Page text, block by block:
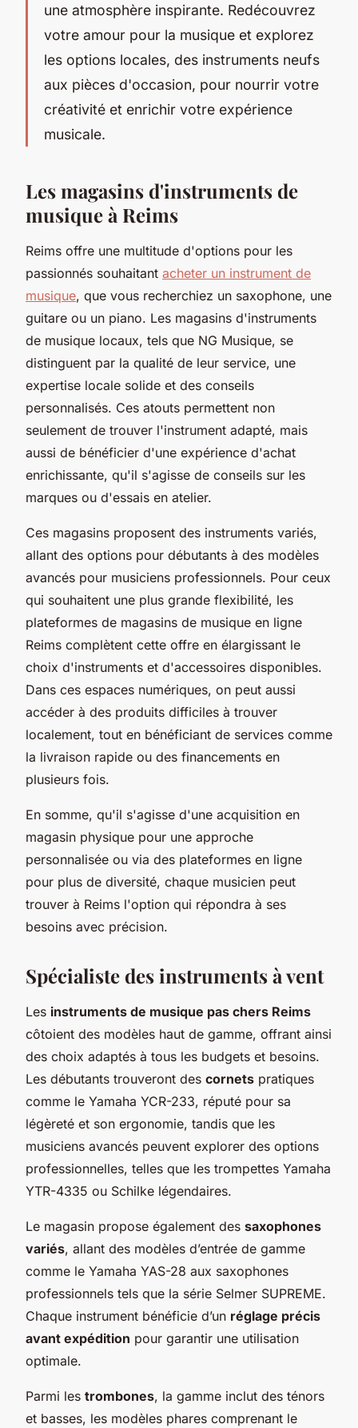
une atmosphère inspirante. Redécouvrez
votre amour pour la musique et explorez
les options locales, des instruments neufs
aux pièces d'occasion, pour nourrir votre
créativité et enrichir votre expérience
musicale.
Les magasins d'instruments de
musique à Reims
Reims offre une multitude d'options pour les
passionnés souhaitant acheter un instrument de
musique, que vous recherchiez un saxophone, une
guitare ou un piano. Les magasins d'instruments
de musique locaux, tels que NG Musique, se
distinguent par la qualité de leur service, une
expertise locale solide et des conseils
personnalisés. Ces atouts permettent non
seulement de trouver l'instrument adapté, mais
aussi de bénéficier d'une expérience d'achat
enrichissante, qu'il s'agisse de conseils sur les
marques ou d'essais en atelier.
Ces magasins proposent des instruments variés,
allant des options pour débutants à des modèles
avancés pour musiciens professionnels. Pour ceux
qui souhaitent une plus grande flexibilité, les
plateformes de magasins de musique en ligne
Reims complètent cette offre en élargissant le
choix d'instruments et d'accessoires disponibles.
Dans ces espaces numériques, on peut aussi
accéder à des produits difficiles à trouver
localement, tout en bénéficiant de services comme
la livraison rapide ou des financements en
plusieurs fois.
En somme, qu'il s'agisse d'une acquisition en
magasin physique pour une approche
personnalisée ou via des plateformes en ligne
pour plus de diversité, chaque musicien peut
trouver à Reims l'option qui répondra à ses
besoins avec précision.
Spécialiste des instruments à vent
Les instruments de musique pas chers Reims
côtoient des modèles haut de gamme, offrant ainsi
des choix adaptés à tous les budgets et besoins.
Les débutants trouveront des cornets pratiques
comme le Yamaha YCR-233, réputé pour sa
légèreté et son ergonomie, tandis que les
musiciens avancés peuvent explorer des options
professionnelles, telles que les trompettes Yamaha
YTR-4335 ou Schilke légendaires.
Le magasin propose également des saxophones
variés, allant des modèles d’entrée de gamme
comme le Yamaha YAS-28 aux saxophones
professionnels tels que la série Selmer SUPREME.
Chaque instrument bénéficie d’un réglage précis
avant expédition pour garantir une utilisation
optimale.
Parmi les trombones, la gamme inclut des ténors
et basses, les modèles phares comprenant le